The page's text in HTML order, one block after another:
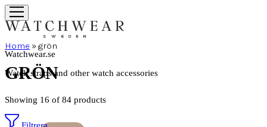
Watchwear.se
Watch straps and other watch accessories
Home »grön
GRÖN
Showing 16 of 84 products